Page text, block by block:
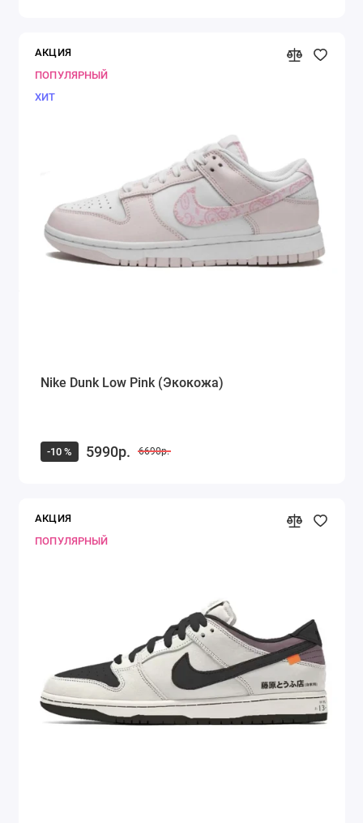
АКЦИЯ
ПОПУЛЯРНЫЙ
ХИТ
Nike Dunk Low Pink (Экокожа)
-10 % 5990р. 6690р.
АКЦИЯ
ПОПУЛЯРНЫЙ